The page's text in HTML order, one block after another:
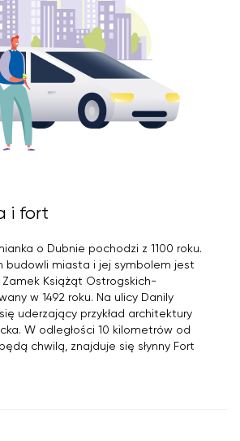
i fort
o Dubnie pochodzi z 1100 roku.
budowli miasta i jej symbolem jest
Książąt Ostrogskich-
w 1492 roku. Na ulicy Danily
uderzający przykład architektury
W odległości 10 kilometrów od
chwilą, znajduje się słynny Fort